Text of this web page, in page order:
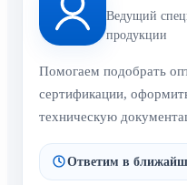
Ведущий
продукции
Помогаем подобрать
сертификации,
техническую
Ответим в